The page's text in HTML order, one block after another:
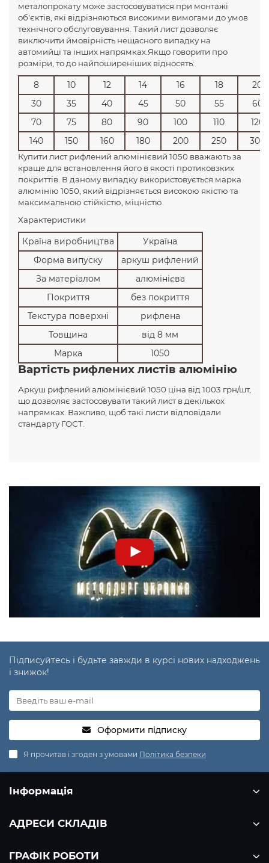
металопрокату може застосовуватися при монтажі
об'єктів, які відрізняються високими вимогами до умов
технічного обслуговування. Такий лист дозволяє
виключити ймовірність нещасного випадку на
автомийці та інших напрямках.Якщо говорити про
розміри, то до найпоширеніших відносять:
8 10 12 14 16 18
20
30
35 40 45 50 55
60
70
75 80 90 100 110
120
140
150 160 180 200 250 300
Купити лист рифлений алюмінієвий 1050 вважають за
краще для встановлення його в якості протиковзких
покриттів. В даному випадку використовується марка
алюмінію 1050, який відрізняється високою якістю та
максимальною стійкістю, міцністю.
Характеристики
Країна виробництва
Україна
Форма випуску
аркуш рифлений
За матеріалом
алюмінієва
Покриття
без покриття
Текстура поверхні
рифлена
Товщина
від 8 мм
Марка
1050
Вартість рифлених листів алюмінію
Аркуш рифлений алюмінієвий 1050 ціна від 1003 грн/шт,
що дозволяє застосовувати такий лист в декількох
напрямках. Важливо, щоб такі листи відповідали
стандарту ГОСТ.
Підписуйтесь і будьте завжди в курсі нових надходжень
і знижок!
Оформити підписку
Я прочитав і згоден з умовами Політика безпеки
Інформація
АДРЕСИ СКЛАДІВ
ГРАФІК РОБОТИ